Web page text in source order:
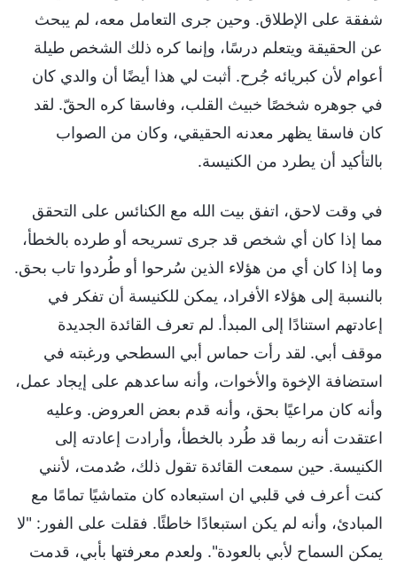
شفقة على الإطلاق. وحين جرى التعامل معه، لم يبحث
عن الحقيقة ويتعلم درسًا، وإنما كره ذلك الشخص طيلة
أعوام لأن كبريائه جُرح. أثبت لي هذا أيضًا أن والدي كان
في جوهره شخصًا خبيث القلب، وفاسقا كره الحقّ. لقد
كان فاسقا يظهر معدنه الحقيقي، وكان من الصواب
بالتأكيد أن يطرد من الكنيسة.
في وقت لاحق، اتفق بيت الله مع الكنائس على التحقق
مما إذا كان أي شخص قد جرى تسريحه أو طرده بالخطأ،
وما إذا كان أي من هؤلاء الذين سُرحوا أو طُردوا تاب بحق.
بالنسبة إلى هؤلاء الأفراد، يمكن للكنيسة أن تفكر في
إعادتهم استنادًا إلى المبدأ. لم تعرف القائدة الجديدة
موقف أبي. لقد رأت حماس أبي السطحي ورغبته في
استضافة الإخوة والأخوات، وأنه ساعدهم على إيجاد عمل،
وأنه كان مراعيًا بحق، وأنه قدم بعض العروض. وعليه
اعتقدت أنه ربما قد طُرد بالخطأ، وأرادت إعادته إلى
الكنيسة. حين سمعت القائدة تقول ذلك، صُدمت، لأنني
كنت أعرف في قلبي ان استبعاده كان متماشيًا تمامًا مع
المبادئ، وأنه لم يكن استبعادًا خاطئًا. فقلت على الفور: "لا
يمكن السماح لأبي بالعودة". ولعدم معرفتها بأبي، قدمت